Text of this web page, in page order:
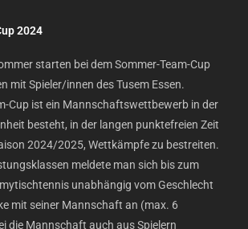
2024
starten bei dem Sommer-Team-Cup
mit Spieler/innen des Tusem Essen.
Cup ist ein Mannschaftswettbewerb in der
besteht, in der langen punktefreien Zeit
2024/2025, Wettkämpfe zu bestreiten.
meldete man sich bis zum
unabhängig vom Geschlecht
mit seiner Mannschaft an (max. 6
die Mannschaft auch aus Spielern